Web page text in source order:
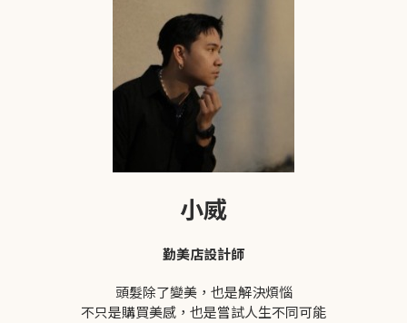
小威
勤美店設計師
頭髮除了變美，也是解決煩惱
不只是購買美感，也是嘗試人生不同可能